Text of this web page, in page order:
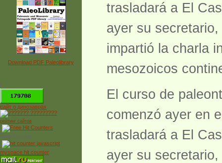
Download PDF Paleolibrary
*
сайт о динозаврах
рейтинг сайтов
Free Counter
myspace hit counter
trasladará a El
ayer su
impartió la charla
mesozoicos
El curso de
comenzó ayer en
trasladará a El
ayer su